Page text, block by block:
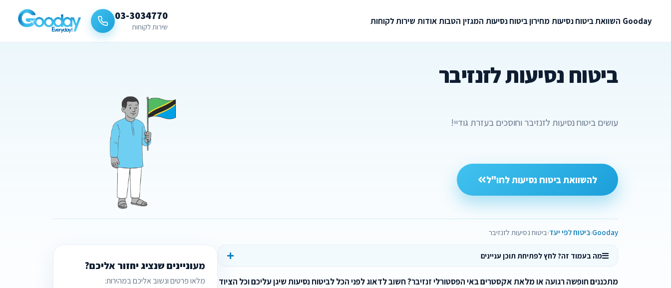
Gooday השוואת ביטוח נסיעותמחירון ביטוח נסיעות המגזין הטבותאודות שירות לקוחות 03-3034770
שירות לקוחות
ביטוח נסיעות לזנזיבר
עושים ביטוח נסיעות לזנזיבר וחוסכים בעזרת גודיי!
להשוואת ביטוח נסיעות לחו"ל
Gooday ביטוח לפי יעד ביטוח נסיעות לזנזיבר
מה בעמוד זה? לחץ לפתיחת תוכן עניינים
מתכננים חופשה רגועה או מלאת אקסטרים באי הפסטורלי זנזיבר? חשוב לדאוג לפני הכל לביטוח נסיעות שיגן עליכם וכל הציוד
מעוניינים שנציג יחזור אליכם?
מלאו פרטים ונשוב אליכם במהירות: